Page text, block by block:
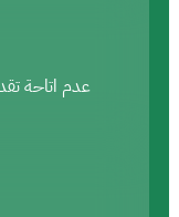
عدم اتاحة